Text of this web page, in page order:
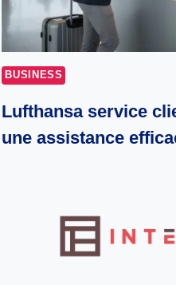
BUSINESS
Lufthansa service
une assistance